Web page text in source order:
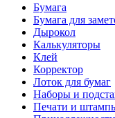
Бумага
Бумага для
Дырокол
Калькуляторы
Клей
Корректор
Лоток для бумаг
Наборы и
Печати и